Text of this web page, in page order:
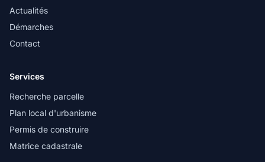
Actualités
Démarches
Contact
Services
Recherche parcelle
Plan local d'urbanisme
Permis de construire
Matrice cadastrale